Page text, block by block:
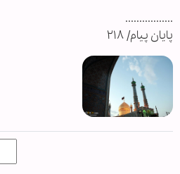
.................
پایان پیام/ ۲۱۸